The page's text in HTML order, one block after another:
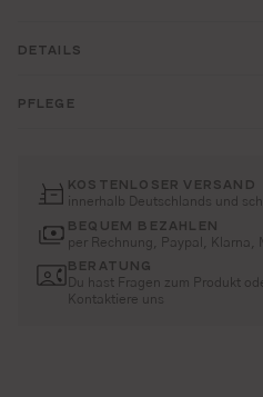
DETAILS
PFLEGE
KOSTENLOSER VERSAND
innerhalb Deutschlands und
BEQUEM BEZAHLEN
per Rechnung, Paypal, Klarna,
BERATUNG
Du hast Fragen zum Produkt
Kontaktiere uns